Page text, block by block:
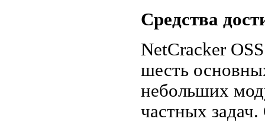
Средства
NetCracker
шесть
небольших
частных